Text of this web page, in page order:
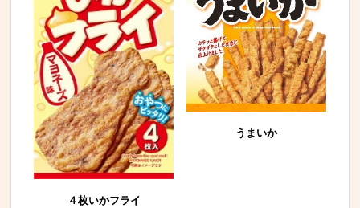
４枚いかフライ
うまいか